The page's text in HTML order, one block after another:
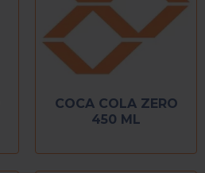
COCA COLA ZERO
450 ML